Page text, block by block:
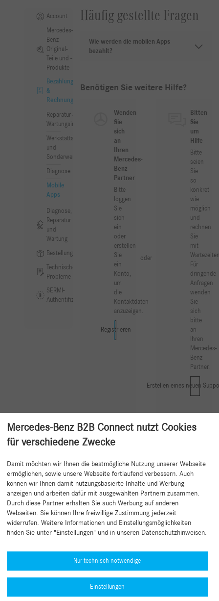
Account
Mercedes-
Benz
Original-
Teile und -
Produkte
Bezahlung
&
Rechnung
Reparatur &
Wartungsinformation
Werkstattausrüstung
und
Sonderwerkzeuge
Diagnose
Mobile
Apps
Diagnose,
Reparatur
und
Wartung
Bestellung
Technische
Probleme
SERMI-
Authentifizierung
Häufig gestellte Fragen
Wie werden die mobilen Apps
bezahlt?
Benötigen Sie weitere Hilfe?
Wenden
Sie
sich
an
Ihren
Mercedes-
Benz
Partner
Bitte
loggen
Sie
sich
ein
oder
erstellen
Sie
ein
Konto,
um
die
Kontaktdaten
anzuzeigen.
Anmelden
Registrieren
oder
Bitten
Sie
um
Hilfe
Bitte
seien
Sie
so
konkret
wie
möglich
und
rechnen
Sie
mit
Für
dringende
Anfragen
wenden
Sie
sich
bitte
an
Ihren
Mercedes-
Benz
Partner.
Erstellen eines neuen
Mercedes-Benz B2B Connect nutzt Cookies
für verschiedene Zwecke
Damit möchten wir Ihnen die bestmögliche Nutzung unserer Webseite
ermöglichen, sowie unsere Webseite fortlaufend verbessern. Auch
können wir Ihnen damit nutzungsbasierte Inhalte und Werbung
anzeigen und arbeiten dafür mit ausgewählten Partnern zusammen.
Durch diese Partner erhalten Sie auch Werbung auf anderen
Webseiten. Sie können Ihre freiwillige Zustimmung jederzeit
widerrufen. Weitere Informationen und Einstellungsmöglichkeiten
finden Sie unter "Einstellungen" und in unseren Datenschutzhinweisen.
Nur technisch notwendige
Einstellungen
Zurück zum Anfang
Hilfe benötigt?
Mercedes-Benz Global Training
News